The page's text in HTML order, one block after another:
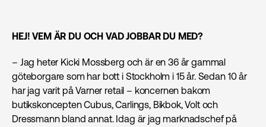
HEJ! VEM ÄR DU OCH VAD JOBBAR DU MED?
– Jag heter Kicki Mossberg och är en 36 år gammal
göteborgare som har bott i Stockholm i 15 år. Sedan 10 år
har jag varit på Varner retail – koncernen bakom
butikskoncepten Cubus, Carlings, Bikbok, Volt och
Dressmann bland annat. Idag är jag marknadschef på